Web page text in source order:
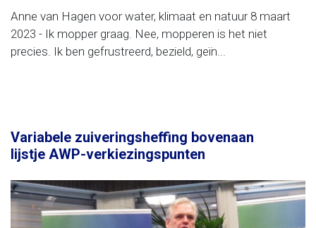
Anne van Hagen voor water, klimaat en natuur 8 maart
2023 - Ik mopper graag. Nee, mopperen is het niet
precies. Ik ben gefrustreerd, bezield, geïn...
Variabele zuiveringsheffing bovenaan
lijstje AWP-verkiezingspunten